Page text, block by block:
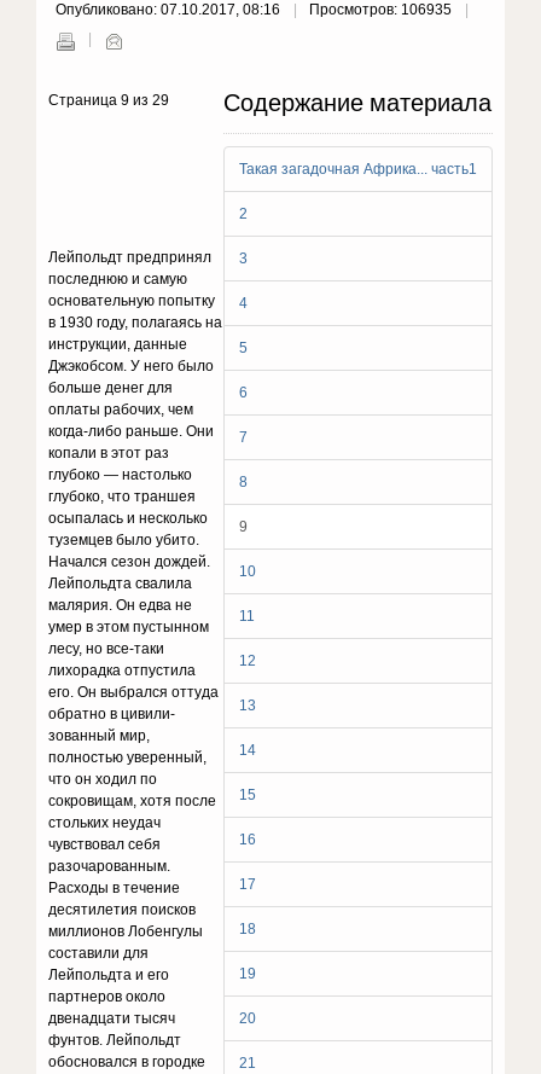
Опубликовано: 07.10.2017, 08:16 Просмотров: 106935
Содержание материала
Такая загадочная Африка... часть1
2
3
4
5
6
7
8
9
10
11
12
13
14
15
16
17
18
19
20
21
Страница 9 из 29
Лейпольдт предпринял
последнюю и самую
осно­вательную попытку
в 1930 году, полагаясь на
инструк­ции, данные
Джэкобсом. У него было
больше денег для
оплаты рабочих, чем
когда-либо раньше. Они
копали в этот раз
глубоко — настолько
глубоко, что траншея
осыпалась и несколько
туземцев было убито.
Начался сезон дождей.
Лейпольдта свалила
малярия. Он едва не
умер в этом пустынном
лесу, но все-таки
лихорадка отпустила
его. Он выбрался оттуда
обратно в цивили­
зованный мир,
полностью уверенный,
что он ходил по
сокровищам, хотя после
стольких неудач
чувствовал себя
разочарованным.
Расходы в течение
десятилетия поисков
миллионов Лобенгулы
составили для
Лейпольдта и его
партнеров около
двенадцати тысяч
фунтов. Лейпольдт
обосновался в городке